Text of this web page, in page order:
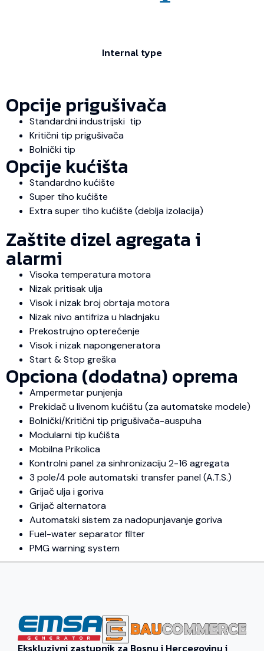
Internal type
Opcije prigušivača
Standardni industrijski tip
Kritični tip prigušivača
Bolnički tip
Opcije kućišta
Standardno kućište
Super tiho kućište
Extra super tiho kućište (deblja izolacija)
Zaštite dizel agregata i
alarmi
Visoka temperatura motora
Nizak pritisak ulja
Visok i nizak broj obrtaja motora
Nizak nivo antifriza u hladnjaku
Prekostrujno opterećenje
Visok i nizak napongeneratora
Start & Stop greška
Opciona (dodatna) oprema
Ampermetar punjenja
Prekidač u livenom kućištu (za automatske modele)
Bolnički/Kritični tip prigušivača-auspuha
Modularni tip kućišta
Mobilna Prikolica
Kontrolni panel za sinhronizaciju 2-16 agregata
3 pole/4 pole automatski transfer panel (A.T.S.)
Grijač ulja i goriva
Grijač alternatora
Automatski sistem za nadopunjavanje goriva
Fuel-water separator filter
PMG warning system